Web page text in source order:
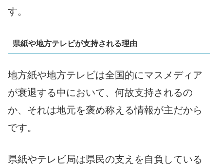
す。
県紙や地方テレビが支持される理由
地方紙や地方テレビは全国的にマスメディア
が衰退する中において、何故支持されるの
か、それは地元を褒め称える情報が主だから
です。
県紙やテレビ局は県民の支えを自負している